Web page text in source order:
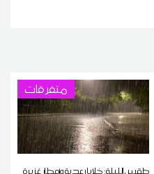
متفرقات
طقس الليلة: خلايا رعدية وأمطار غزيرة